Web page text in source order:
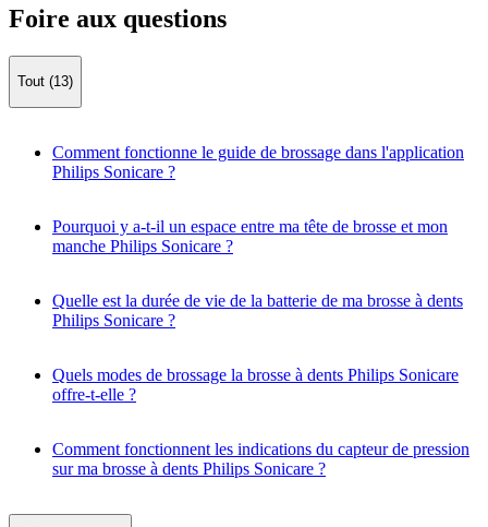
Foire aux questions
Tout (13)
Comment fonctionne le guide de brossage dans l'application
Philips Sonicare ?
Pourquoi y a-t-il un espace entre ma tête de brosse et mon
manche Philips Sonicare ?
Quelle est la durée de vie de la batterie de ma brosse à dents
Philips Sonicare ?
Quels modes de brossage la brosse à dents Philips Sonicare
offre-t-elle ?
Comment fonctionnent les indications du capteur de pression
sur ma brosse à dents Philips Sonicare ?